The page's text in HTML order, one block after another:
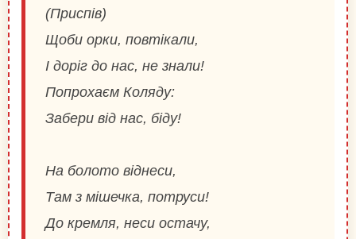
(Приспів)
Щоби орки, повтікали,
І доріг до нас, не знали!
Попрохаєм Коляду:
Забери від нас, біду!
На болото віднеси,
Там з мішечка, потруси!
До кремля, неси остачу,